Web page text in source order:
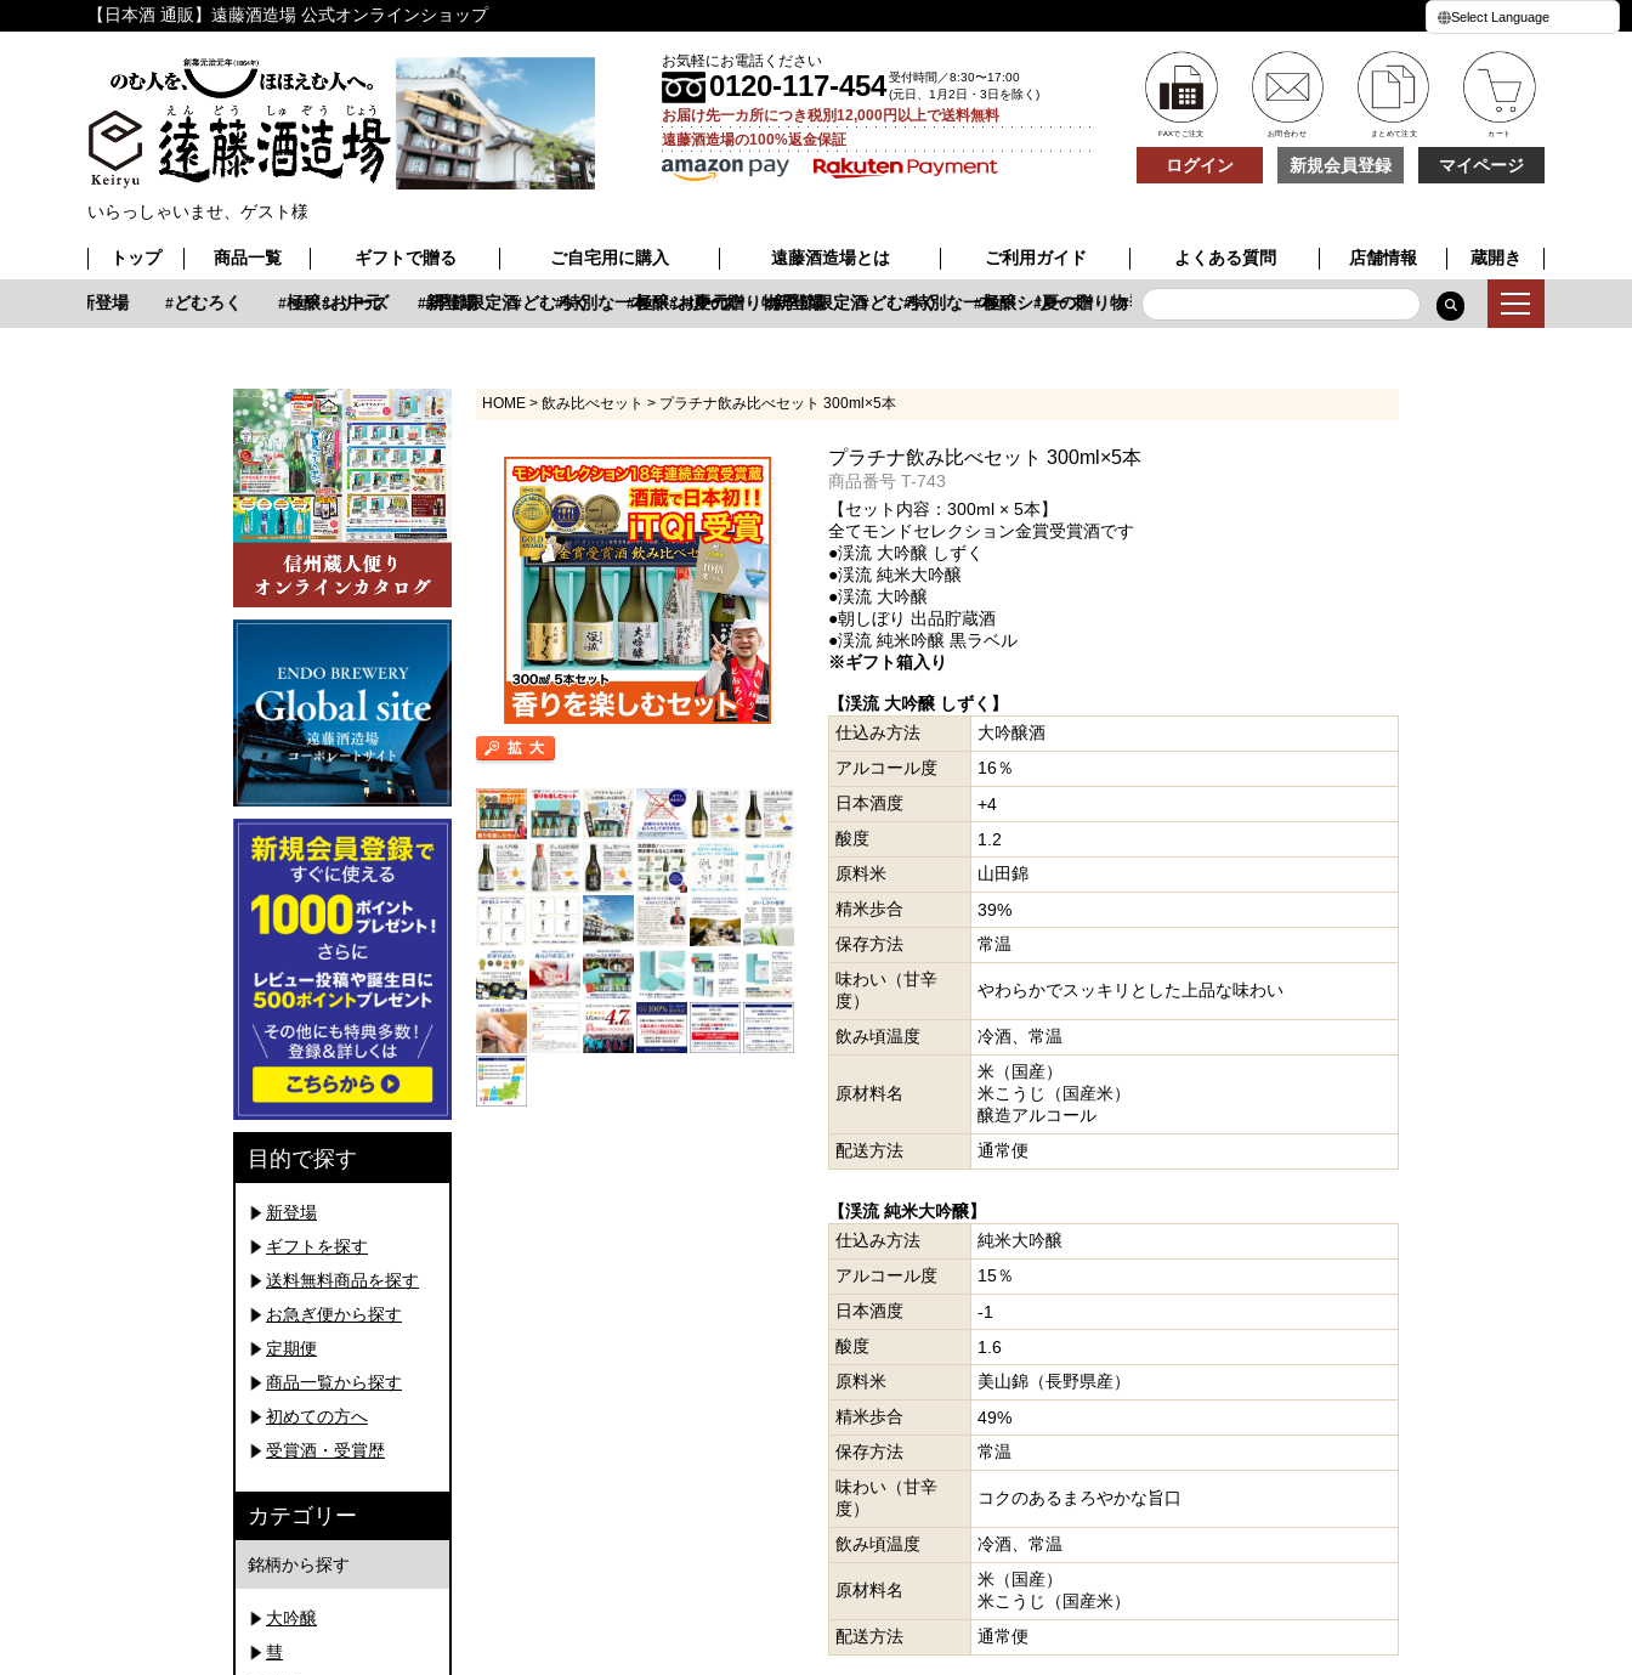
【日本酒 通販】遠藤酒造場 公式オンラインショップ
お気軽にお電話ください
0120-117-454受付時間／8:30〜17:00
(元日、1月2日・3日を除く)
お届け先一カ所につき税別12,000円以上で送料無料
遠藤酒造場の100%返金保証
FAXでご注文 お問合わせ まとめて注文 カート
ログイン 新規会員登録 マイページ
いらっしゃいませ、ゲスト様
トップ 商品一覧 ギフトで贈る ご自宅用に購入 遠藤酒造場とは ご利用ガイド よくある質問 店舗情報 蔵開き
新登場 どむろく 極醸シリーズ 季節限定酒 特別な一本 夏の贈り物
お中元 新登場 どむろく 極醸シリーズ 季節限定酒 特別な一本 夏の贈り物
お中元 新登場 どむろく 極醸シリーズ 季節限定酒 夏の贈り物
目的で探す
新登場
ギフトを探す
送料無料商品を探す
お急ぎ便から探す
定期便
商品一覧から探す
初めての方へ
受賞酒・受賞歴
カテゴリー
銘柄から探す
大吟醸
彗
HOME 飲み比べセット プラチナ飲み比べセット 300ml×5本
プラチナ飲み比べセット 300ml×5本
商品番号 T-743
【セット内容：300ml × 5本】
全てモンドセレクション金賞受賞酒です
●渓流 大吟醸 しずく
●渓流 純米大吟醸
●渓流 大吟醸
●朝しぼり 出品貯蔵酒
●渓流 純米吟醸 黒ラベル
※ギフト箱入り
【渓流 大吟醸 しずく】
仕込み方法
大吟醸酒
アルコール度
16％
日本酒度
+4
酸度
1.2
原料米
山田錦
精米歩合
39%
保存方法
常温
味わい（甘辛
度）
やわらかでスッキリとした上品な味わい
飲み頃温度 冷酒、常温
原材料名
米（国産）
米こうじ（国産米）
醸造アルコール
配送方法
通常便
【渓流 純米大吟醸】
仕込み方法
純米大吟醸
アルコール度
15％
日本酒度
-1
酸度
1.6
原料米
美山錦（長野県産）
精米歩合
49%
保存方法
常温
味わい（甘辛
度）
コクのあるまろやかな旨口
飲み頃温度 冷酒、常温
原材料名
米（国産）
米こうじ（国産米）
配送方法
通常便